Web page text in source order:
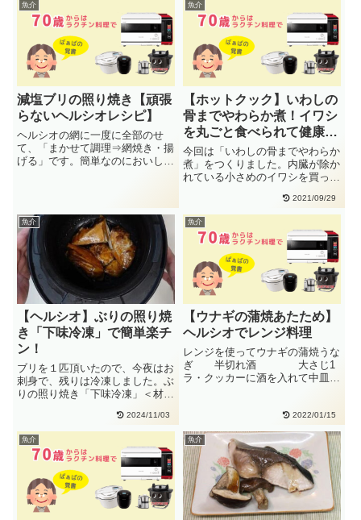
魚介
減塩ブリの照り焼き【頑張
らないヘルシオレシピ】
ヘルシオの網に一度に全部のせ
て、「まかせて調理⇒網焼き・揚
げる」です。簡単なのにおいし
魚介
【ホットクック】いわしの
骨までやわらか煮！イワシ
を丸ごと食べられて健康
的！
今回は「いわしの骨までやわらか
煮」をつくりました。内臓が除か
れている小さめのイワシを買って
2021/09/29
魚介
【ヘルシオ】ぶりの照り焼
き「下味冷凍」で簡単楽チ
ン！
ブリを１匹頂いたので、今夜はお
刺身で、残りは冷凍しました。ぶ
りの照り焼き「下味冷凍」＜材料
2024/11/03
魚介
【ウナギの蒲焼あたため】
ヘルシオでレンジ料理
レンジを使ってウナギの蒲焼うな
ぎ 半切れ酒 大さじ1
ラ・クッカーに酒を入れて中皿を
2022/01/15
魚介 魚介